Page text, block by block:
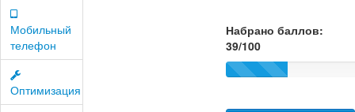
Мобильный
телефон
Оптимизация
Набрано баллов:
39/100